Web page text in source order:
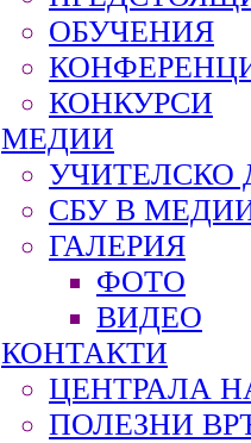
ОБУЧЕНИЯ
КОНКУРСИ
МЕДИИ
УЧИТЕЛСКО
СБУ В
ГАЛЕРИЯ
ФОТО
ВИДЕО
КОНТАКТИ
ЦЕНТРАЛА
ПОЛЕЗНИ